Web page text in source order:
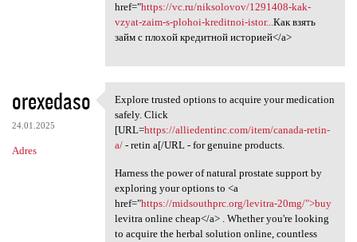
href="https://vc.ru/niksolovov/1291408-kak-
vzyat-zaim-s-plohoi-kreditnoi-istor... Как взять
займ с плохой кредитной историей</a>
orexedaso
24.01.2025
Adres
Explore trusted options to
Explore trusted options to acquire your medication
safely. Click
[URL=https://alliedentinc.com/item/canada-retin-
a/- retin a[/URL - for genuine products.
Harness the power of natural prostate support by
exploring your options to <a
href="https://midsouthprc.org/levitra-20mg/">buy
levitra online cheap</a> . Whether you're looking
to acquire the herbal solution online, countless